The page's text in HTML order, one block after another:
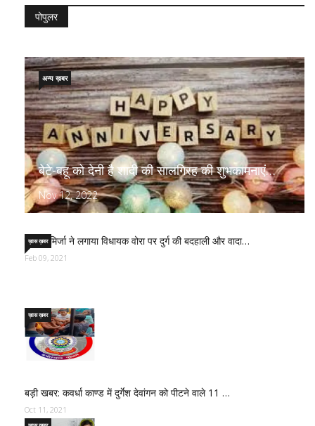
पोपुलर
बेटे-बहू को देनी है शादी की सालगिरह की शुभकामनाएं…
Nov 12, 2022
अन्य ख़बर
साजिद मिर्जा ने लगाया विधायक वोरा पर दुर्ग की बदहाली और वादा…
ख़ास ख़बर
Feb 09, 2021
बड़ी खबर: कवर्धा काण्ड में दुर्गेश देवांगन को पीटने वाले 11 …
ख़ास ख़बर
Oct 11, 2021